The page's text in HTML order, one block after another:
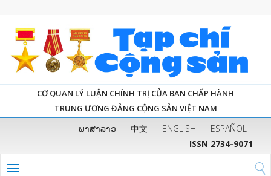
CƠ QUAN LÝ LUẬN CHÍNH TRỊ CỦA BAN CHẤP HÀNH
TRUNG ƯƠNG ĐẢNG CỘNG SẢN VIỆT NAM
ພາສາລາວ 中文 ENGLISH
ESPAÑOL
ISSN 2734-9071